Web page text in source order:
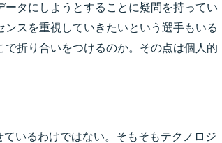
ータにしようとすることに疑問を持ってい
スを重視していきたいという選手もいる
折り合いをつけるのか。その点は個人的
いるわけではない。そもそもテクノロジ